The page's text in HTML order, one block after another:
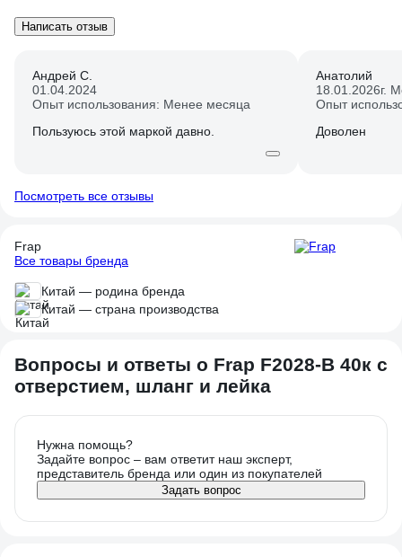
Написать отзыв
Андрей С.
01.04.2024
Опыт использования: Менее месяца
Пользуюсь этой маркой давно.
Анатолий
18.01.2026г.
Опыт
Доволен
Посмотреть все отзывы
Frap
Все товары бренда
Китай — родина бренда
Китай — страна производства
Вопросы и ответы о Frap F2028-B 40к с
отверстием, шланг и лейка
Нужна помощь?
Задайте вопрос – вам ответит наш эксперт,
представитель бренда или один из покупателей
Задать вопрос